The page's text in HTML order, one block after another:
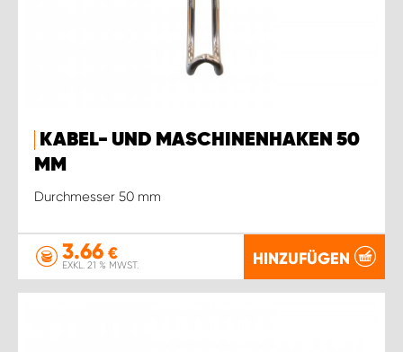
KABEL- UND MASCHINENHAKEN 50
MM
Durchmesser 50 mm
3.66 €
EXKL. 21 % MWST. HINZUFÜGEN